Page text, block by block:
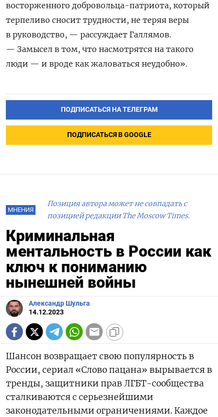
восторженного добровольца-патриота, который
терпеливо сносит трудности, не теряя веры
в руководство, — рассуждает Галлямов.
— Замысел в том, что насмотрятся на такого
люди — и вроде как жаловаться неудобно».
ПОДПИСАТЬСЯ НА ТЕЛЕГРАМ
ПОДПИСАТЬСЯ В GOOGLE
МНЕНИЯ
Позиция автора может не совпадать с
позицией редакции The Moscow Times.
Криминальная
ментальность в России как
ключ к пониманию
нынешней войны
Александр Шульга
14.12.2023
Шансон возвращает свою популярность в
России, сериал «Слово пацана» вырывается в
тренды, защитники прав ЛГБТ-сообщества
сталкиваются с серьезнейшими
законодательными ограничениями. Каждое